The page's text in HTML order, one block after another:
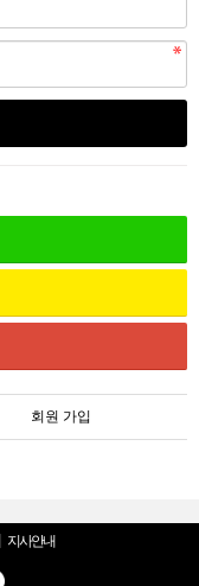
회원 가입
지사안내